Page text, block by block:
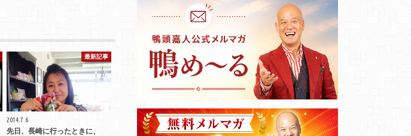
最新記事
2014.7.6
先日、長崎に行ったときに、